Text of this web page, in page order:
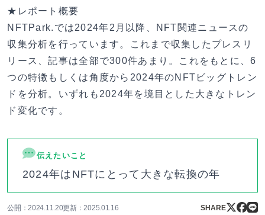
★レポート概要
NFTPark.では2024年2月以降、NFT関連ニュースの
収集分析を行っています。これまで収集したプレスリ
リース、記事は全部で300件あまり。これをもとに、6
つの特徴もしくは角度から2024年のNFTビッグトレン
ドを分析。いずれも2024年を境目とした大きなトレン
ド変化です。
伝えたいこと
2024年はNFTにとって大きな転換の年
公開：2024.11.20更新：2025.01.16 SHARE